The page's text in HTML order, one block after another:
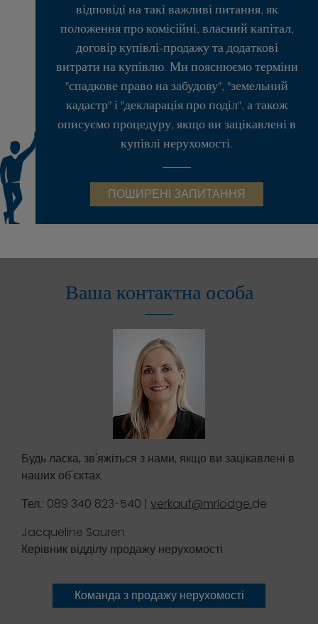
відповіді на такі важливі питання, як
положення про комісійні, власний капітал,
договір купівлі-продажу та додаткові
витрати на купівлю. Ми пояснюємо терміни
"спадкове право на забудову", "земельний
кадастр" і "декларація про поділ", а також
описуємо процедуру, якщо ви зацікавлені в
купівлі нерухомості.
ПОШИРЕНІ ЗАПИТАННЯ
Ваша контактна особа
Будь ласка, зв'яжіться з нами, якщо ви зацікавлені в
наших об'єктах.
Тел.: 089 340 823-540 | verkauf@mrlodge.de
Jacqueline Sauren
Керівник відділу продажу нерухомості
Команда з продажу нерухомості